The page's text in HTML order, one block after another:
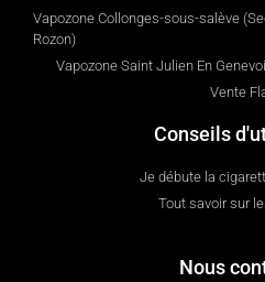
Vapozone Collonges-sous-salève
Rozon)
Vapozone Saint Julien En
Vente
Conseils
Je débute la
Tout savoir sur
Nous